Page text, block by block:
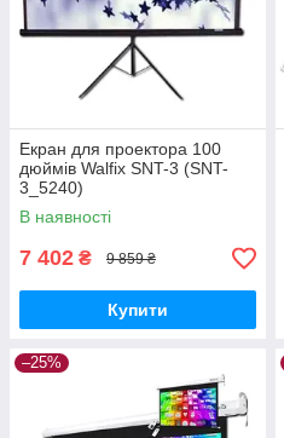
Екран для проектора 100
дюймів Walfix SNT-3 (SNT-
3_5240)
В наявності
7 402 ₴ 9 859 ₴
Купити
–25%